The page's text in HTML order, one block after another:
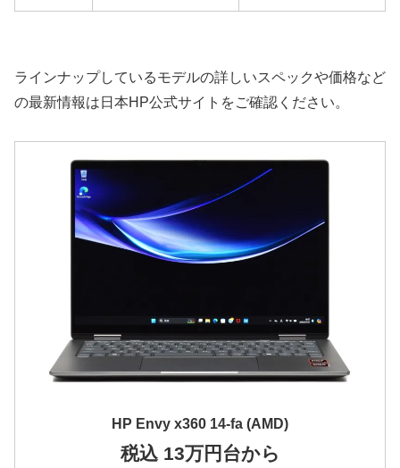
ラインナップしているモデルの詳しいスペックや価格など
の最新情報は日本HP公式サイトをご確認ください。
HP Envy x360 14-fa (AMD)
税込 13万円台から